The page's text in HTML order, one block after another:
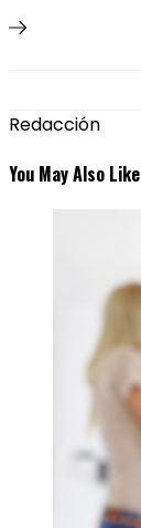
Redacción
You May Also Like